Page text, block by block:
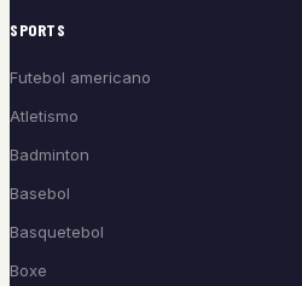
SPORTS
Futebol americano
Atletismo
Badminton
Basebol
Basquetebol
Boxe